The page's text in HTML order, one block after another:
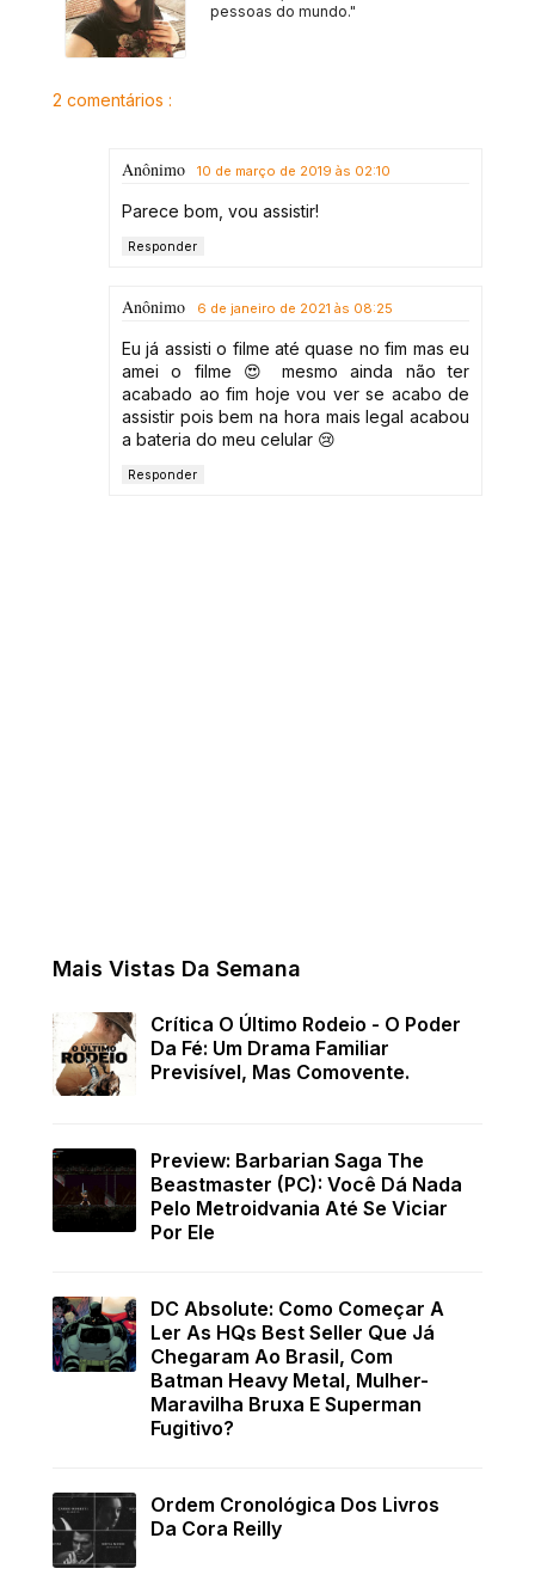
pessoas do mundo."
2 comentários :
Anônimo 10 de março de 2019 às 02:10
Parece bom, vou assistir!
Responder
Anônimo 6 de janeiro de 2021 às 08:25
Eu já assisti o filme até quase no fim mas eu
amei o filme 😍 mesmo ainda não ter
acabado ao fim hoje vou ver se acabo de
assistir pois bem na hora mais legal acabou
a bateria do meu celular 😢
Responder
Mais Vistas Da Semana
Crítica O Último Rodeio - O Poder
Da Fé: Um Drama Familiar
Previsível, Mas Comovente.
Preview: Barbarian Saga The
Beastmaster (PC): Você Dá Nada
Pelo Metroidvania Até Se Viciar
Por Ele
DC Absolute: Como Começar A
Ler As HQs Best Seller Que Já
Chegaram Ao Brasil, Com
Batman Heavy Metal, Mulher-
Maravilha Bruxa E Superman
Fugitivo?
Ordem Cronológica Dos Livros
Da Cora Reilly